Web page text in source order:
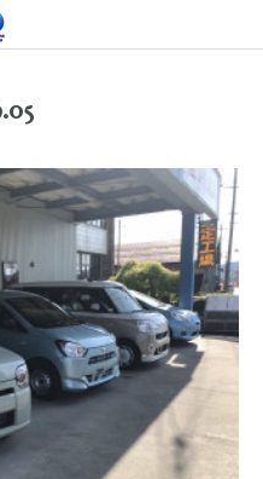
.05